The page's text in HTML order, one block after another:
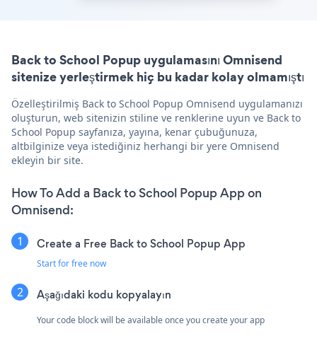
Back to School Popup uygulamasını Omnisend
sitenize yerleştirmek hiç bu kadar kolay olmamıştı
Özelleştirilmiş Back to School Popup Omnisend uygulamanızı
oluşturun, web sitenizin stiline ve renklerine uyun ve Back to
School Popup sayfanıza, yayına, kenar çubuğunuza,
altbilginize veya istediğiniz herhangi bir yere Omnisend
ekleyin bir site.
How To Add a Back to School Popup App on
Omnisend:
Create a Free Back to School Popup App
Start for free now
Aşağıdaki kodu kopyalayın
Your code block will be available once you create your app